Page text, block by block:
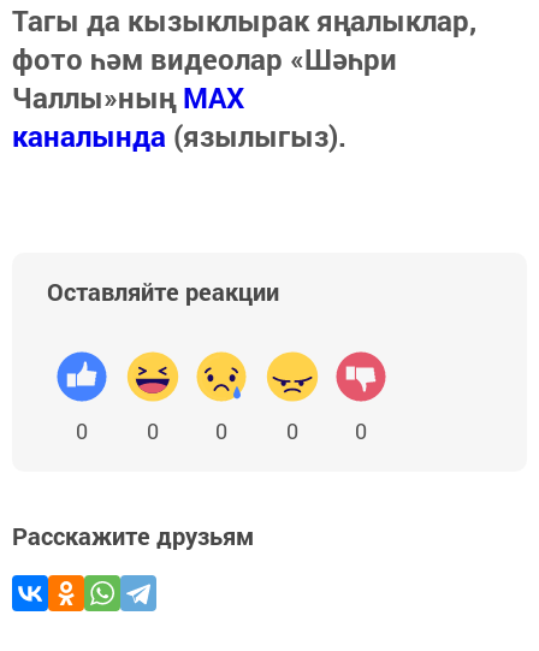
Тагы да кызыклырак яңалыклар,
фото һәм видеолар «Шәһри
Чаллы»ныңMAX
каналында (язылыгыз).
Оставляйте реакции
0 0 0 0 0
Расскажите друзьям